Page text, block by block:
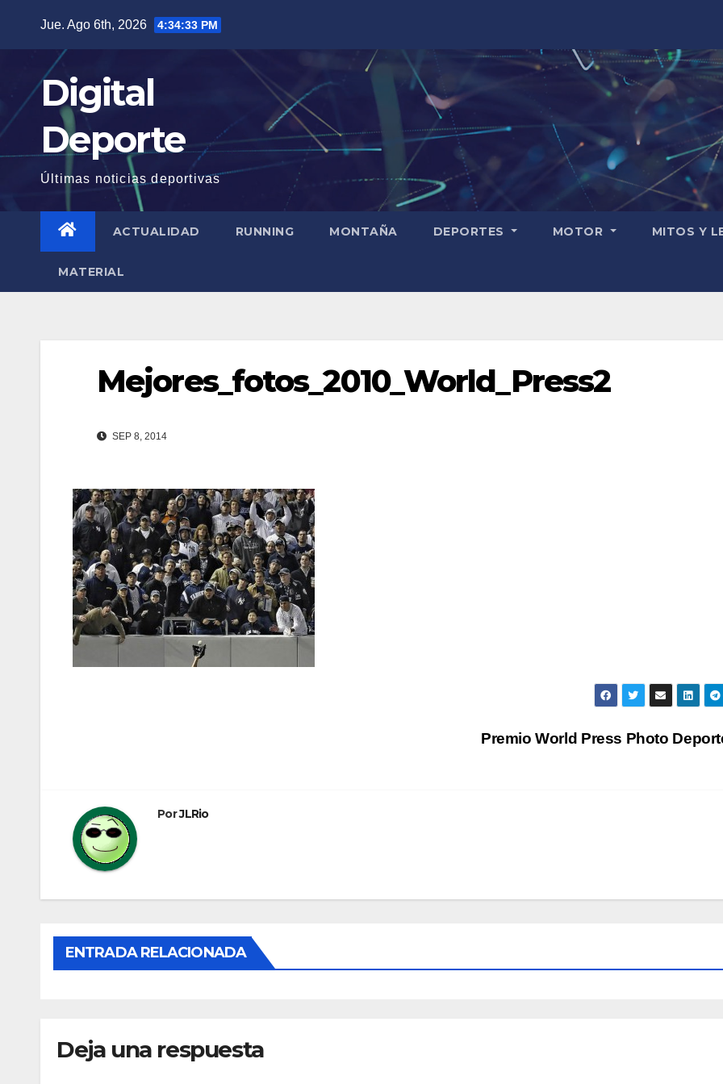
contenido
Jue. Ago 6th, 2026 4:34:34 PM
Digital
Deporte
Últimas noticias deportivas
ACTUALIDAD RUNNING MONTAÑA DEPORTES MOTOR MITOS Y
MATERIAL
Mejores_fotos_2010_World_Press2
SEP 8, 2014
entradas
Premio World Press Photo
PorJLRio
ENTRADA RELACIONADA
Deja una respuesta